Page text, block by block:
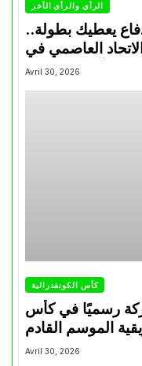
الرأي والرأي الأخر
يعطيك بطولة..
الاتحاد العاصمي في
آخر السنوات
Avril 30, 2026
كأس الكونفدرالية
رسميًا في كأس
Avril 30, 2026